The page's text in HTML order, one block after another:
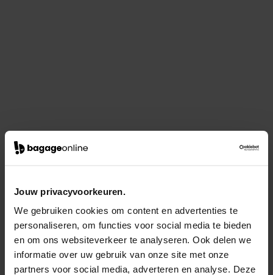
Jouw privacyvoorkeuren.
We gebruiken cookies om content en advertenties te
personaliseren, om functies voor social media te bieden
en om ons websiteverkeer te analyseren. Ook delen we
informatie over uw gebruik van onze site met onze
partners voor social media, adverteren en analyse. Deze